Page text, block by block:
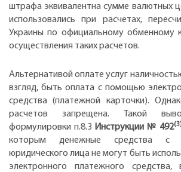
штрафа эквивалентна сумме валютных
использовались при расчетах,
Украины по официальному обменному
осуществления таких расчетов.
Альтернативой оплате услуг
взгляд, быть оплата с помощью
средства (платежной карточки).
расчетов запрещена. Такой
формулировки п.8.3 Инструкции № 492
которым денежные средства с
юридического лица не могут быть
электронного платежного